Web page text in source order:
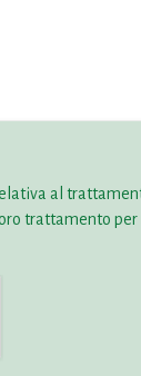
al
trattamento